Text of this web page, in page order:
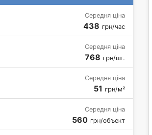
Середня ціна
438 грн/час
Середня ціна
768 грн/шт.
Середня ціна
51 грн/м²
Середня ціна
560 грн/объект